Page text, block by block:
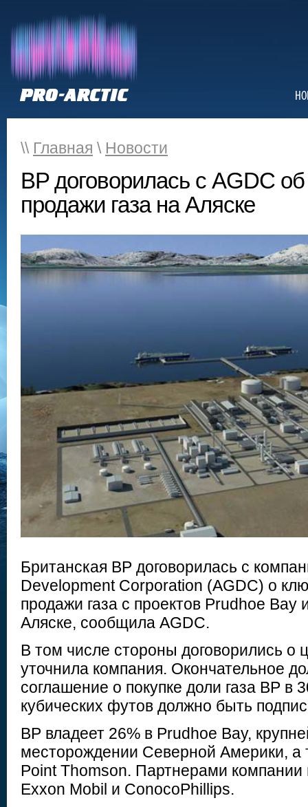
\\ Главная \ Новости
BP договорилась с AGDC
продажи газа на Аляске
Британская BP договорилась с
Development Corporation (AGDC) о
продажи газа с проектов Prudhoe Bay
Аляске, сообщила AGDC.
В том числе стороны договорились о
уточнила компания. Окончательное
соглашение о покупке доли газа BP в
кубических футов должно быть
BP владеет 26% в Prudhoe Bay,
месторождении Северной Америки, а
Point Thomson. Партнерами компании
Exxon Mobil и ConocoPhillips.